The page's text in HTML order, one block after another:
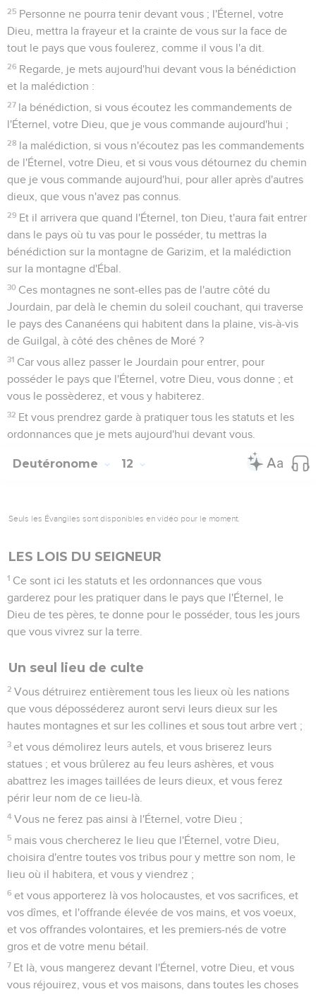
25 Personne ne pourra tenir devant vous ; l'Éternel, votre
Dieu, mettra la frayeur et la crainte de vous sur la face de
tout le pays que vous foulerez, comme il vous l'a dit.
26 Regarde, je mets aujourd'hui devant vous la bénédiction
et la malédiction :
27 la bénédiction, si vous écoutez les commandements de
l'Éternel, votre Dieu, que je vous commande aujourd'hui ;
28 la malédiction, si vous n'écoutez pas les commandements
de l'Éternel, votre Dieu, et si vous vous détournez du chemin
que je vous commande aujourd'hui, pour aller après d'autres
dieux, que vous n'avez pas connus.
29 Et il arrivera que quand l'Éternel, ton Dieu, t'aura fait entrer
dans le pays où tu vas pour le posséder, tu mettras la
bénédiction sur la montagne de Garizim, et la malédiction
sur la montagne d'Ébal.
30 Ces montagnes ne sont-elles pas de l'autre côté du
Jourdain, par delà le chemin du soleil couchant, qui traverse
le pays des Cananéens qui habitent dans la plaine, vis-à-vis
de Guilgal, à côté des chênes de Moré ?
31 Car vous allez passer le Jourdain pour entrer, pour
posséder le pays que l'Éternel, votre Dieu, vous donne ; et
vous le possèderez, et vous y habiterez.
32 Et vous prendrez garde à pratiquer tous les statuts et les
ordonnances que je mets aujourd'hui devant vous.
Deutéronome 12
Seuls les Évangiles sont disponibles en vidéo pour le moment.
LES LOIS DU SEIGNEUR
1 Ce sont ici les statuts et les ordonnances que vous
garderez pour les pratiquer dans le pays que l'Éternel, le
Dieu de tes pères, te donne pour le posséder, tous les jours
que vous vivrez sur la terre.
Un seul lieu de culte
2 Vous détruirez entièrement tous les lieux où les nations
que vous déposséderez auront servi leurs dieux sur les
hautes montagnes et sur les collines et sous tout arbre vert ;
3 et vous démolirez leurs autels, et vous briserez leurs
statues ; et vous brûlerez au feu leurs ashères, et vous
abattrez les images taillées de leurs dieux, et vous ferez
périr leur nom de ce lieu-là.
4 Vous ne ferez pas ainsi à l'Éternel, votre Dieu ;
5 mais vous chercherez le lieu que l'Éternel, votre Dieu,
choisira d'entre toutes vos tribus pour y mettre son nom, le
lieu où il habitera, et vous y viendrez ;
6 et vous apporterez là vos holocaustes, et vos sacrifices, et
vos dîmes, et l'offrande élevée de vos mains, et vos voeux,
et vos offrandes volontaires, et les premiers-nés de votre
gros et de votre menu bétail.
7 Et là, vous mangerez devant l'Éternel, votre Dieu, et vous
vous réjouirez, vous et vos maisons, dans toutes les choses